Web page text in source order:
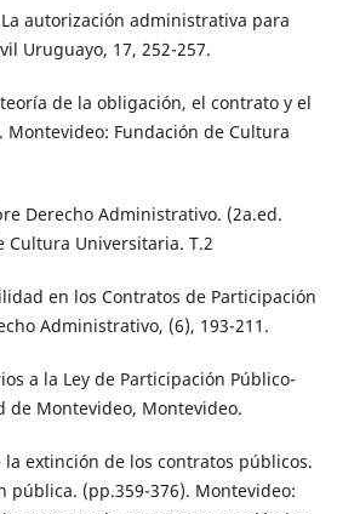
autorización administrativa para
Uruguayo, 17, 252-257.
de la obligación, el contrato y el
Fundación de Cultura
Derecho Administrativo. (2a.ed.
Cultura Universitaria. T.2
en los Contratos de Participación
Administrativo, (6), 193-211.
a la Ley de Participación Público-
de Montevideo, Montevideo.
la extinción de los contratos públicos.
pública. (pp.359-376). Montevideo: